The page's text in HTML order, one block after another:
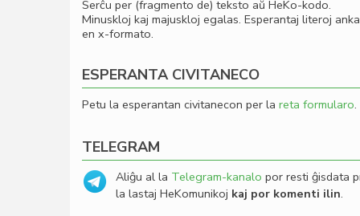
Serĉu per (fragmento de) teksto aŭ HeKo-kodo.
Minuskloj kaj majuskloj egalas. Esperantaj literoj
en x-formato.
ESPERANTA CIVITANECO
Petu la esperantan civitanecon per la reta formularo.
TELEGRAM
Aliĝu al la Telegram-kanalo por resti ĝisdata
la lastaj HeKomunikoj kaj por komenti ilin.